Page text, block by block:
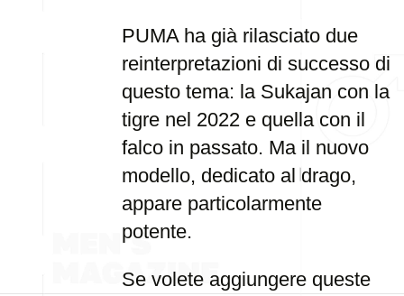
PUMA ha già rilasciato due
reinterpretazioni di successo di
questo tema: la Sukajan con la
tigre nel 2022 e quella con il
falco in passato. Ma il nuovo
modello, dedicato al drago,
appare particolarmente
potente.
Se volete aggiungere queste